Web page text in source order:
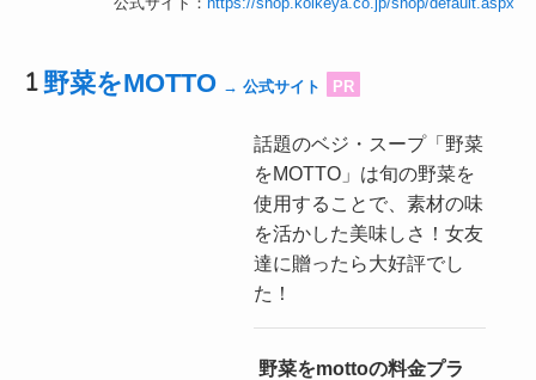
野菜をMOTTO → 公式サイト PR
話題のベジ・スープ「野菜
をMOTTO」は旬の野菜を
使用することで、素材の味
を活かした美味しさ！女友
達に贈ったら大好評でし
た！
野菜をmottoの料金プラ